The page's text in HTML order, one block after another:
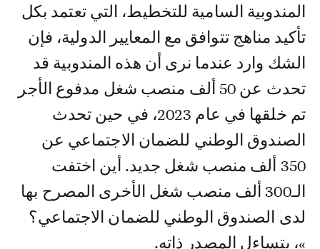
المندوبية السامية للتخطيط، التي تعتمد بكل
تأكيد مناهج تتوافق مع المعايير الدولية، فإن
الشك وارد عندما نرى أن هذه المندوبية قد
تحدث عن 50 ألف منصب شغل مدفوع الأجر
تم خلقها في عام 2023، في حين تحدث
الصندوق الوطني للضمان الاجتماعي عن
350 ألف منصب شغل جديد. أين اختفت
الـ300 ألف منصب شغل الأخرى المصرح بها
لدى الصندوق الوطني للضمان الاجتماعي؟
»، يتساءل المصدر ذاته.